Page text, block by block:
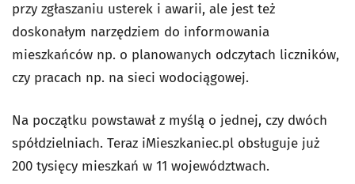
przy zgłaszaniu usterek i awarii, ale jest też
doskonałym narzędziem do informowania
mieszkańców np. o planowanych odczytach liczników,
czy pracach np. na sieci wodociągowej.
Na początku powstawał z myślą o jednej, czy dwóch
spółdzielniach. Teraz iMieszkaniec.pl obsługuje już
200 tysięcy mieszkań w 11 województwach.